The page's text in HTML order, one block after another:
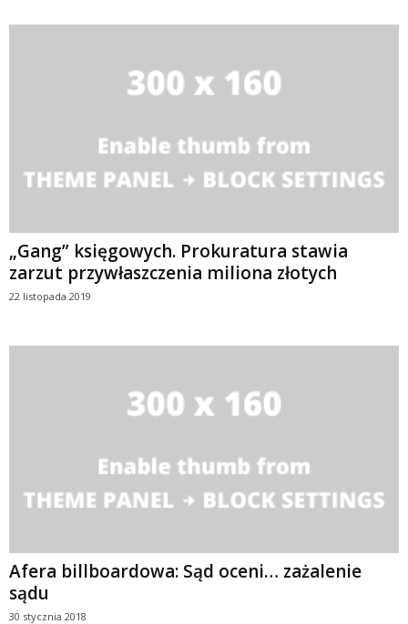
„Gang” księgowych. Prokuratura stawia
zarzut przywłaszczenia miliona złotych
22 listopada 2019
Afera billboardowa: Sąd oceni… zażalenie
sądu
30 stycznia 2018